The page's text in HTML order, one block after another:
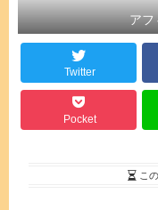
アフ
Twitter
Pocket
こ